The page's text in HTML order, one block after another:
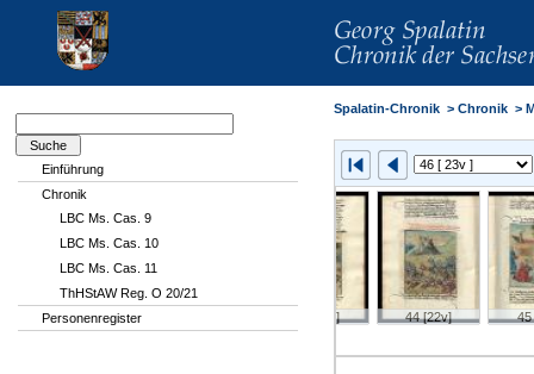
41 [21r] 43 [22r] 44 [22v] 45
Einführung
Chronik
LBC Ms. Cas. 9
LBC Ms. Cas. 10
LBC Ms. Cas. 11
ThHStAW Reg. O 20/21
Personenregister
Spalatin-Chronik > Chronik >